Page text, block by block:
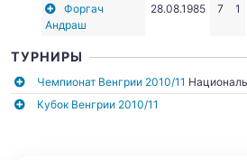
Форгач
Андраш
28.08.1985 7 1
ТУРНИРЫ
Чемпионат Венгрии 2010/11
Кубок Венгрии 2010/11